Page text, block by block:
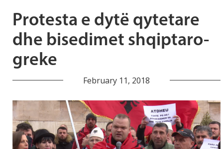
Protesta e dytë qytetare
dhe bisedimet shqiptaro-
greke
February 11, 2018